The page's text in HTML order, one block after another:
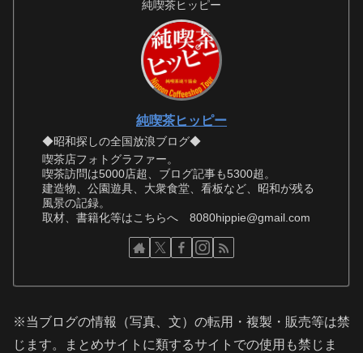
純喫茶ヒッピー
純喫茶ヒッピー
◆昭和探しの全国放浪ブログ◆
喫茶店フォトグラファー。
喫茶訪問は5000店超、ブログ記事も5300超。
建造物、公園遊具、大衆食堂、看板など、昭和が残る
風景の記録。
取材、書籍化等はこちらへ 8080hippie@gmail.com
※当ブログの情報（写真、文）の転用・複製・販売等は禁
じます。まとめサイトに類するサイトでの使用も禁じま